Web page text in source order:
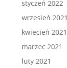
styczeń 2022
wrzesień 2021
kwiecień 2021
marzec 2021
luty 2021